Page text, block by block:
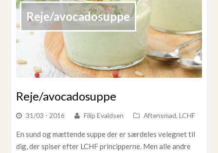
Reje/avocadosuppe
Reje/avocadosuppe
31/03 - 2016 Filip Evaldsen Aftensmad,LCHF
En sund og mættende suppe der er særdeles velegnet til
dig, der spiser efter LCHF principperne. Men alle andre